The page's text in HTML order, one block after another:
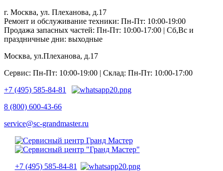
г. Москва, ул. Плеханова, д.17
Ремонт и обслуживание техники: Пн-Пт: 10:00-19:00
Продажа запасных частей: Пн-Пт: 10:00-17:00 | Сб,Вс и
праздничные дни: выходные
Москва, ул.Плеханова, д.17
Сервис: Пн-Пт: 10:00-19:00 | Склад: Пн-Пт: 10:00-17:00
+7 (495) 585-84-81
8 (800) 600-43-66
service@sc-grandmaster.ru
+7 (495) 585-84-81